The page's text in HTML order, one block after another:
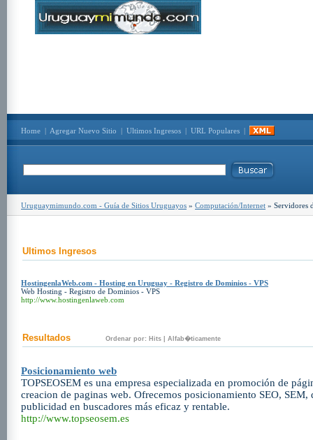
Home | Agregar Nuevo Sitio | Ultimos Ingresos | URL Populares |
Uruguaymimundo.com - Guía de Sitios Uruguayos » Computación/Internet » Servidores
Ultimos Ingresos
HostingenlaWeb.com - Hosting en Uruguay - Registro de Dominios - VPS
Web Hosting - Registro de Dominios - VPS
http://www.hostingenlaweb.com
Resultados Ordenar por: Hits Alfab�ticamente
Posicionamiento web
TOPSEOSEM es una empresa especializada en promoción de
creacion de paginas web. Ofrecemos posicionamiento SEO, SEM,
publicidad en buscadores más eficaz y rentable.
http://www.topseosem.es